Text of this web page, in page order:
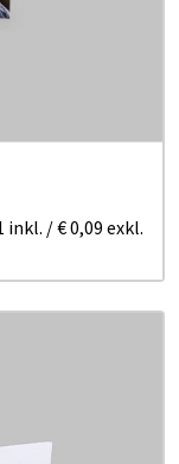
inkl. /€ 0,09 exkl.